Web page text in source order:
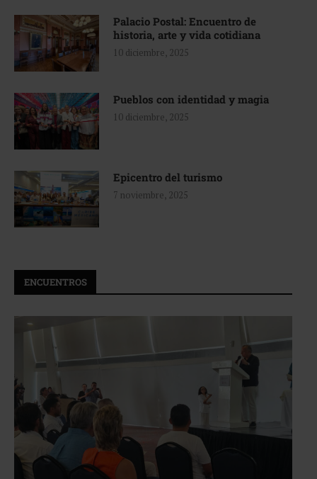
Palacio Postal: Encuentro de
historia, arte y vida cotidiana
10 diciembre, 2025
Pueblos con identidad y magia
10 diciembre, 2025
Epicentro del turismo
7 noviembre, 2025
ENCUENTROS